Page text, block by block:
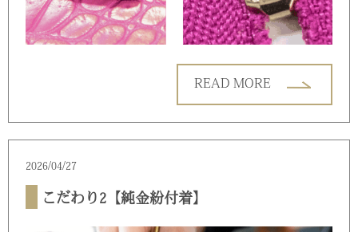
READ MORE
2026/04/27
こだわり2【純金紛付着】